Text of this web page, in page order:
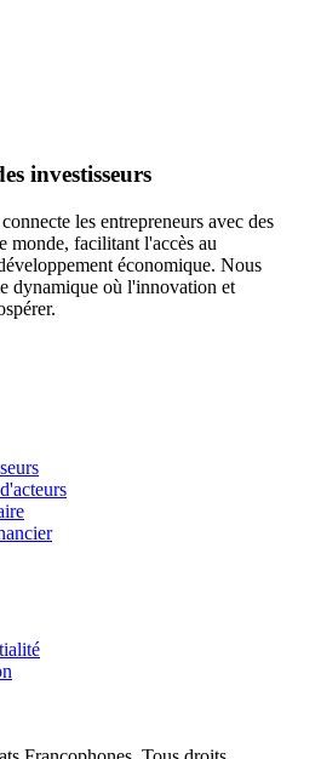
investisseurs
les entrepreneurs avec des
monde, facilitant l'accès au
économique. Nous
dynamique où l'innovation et